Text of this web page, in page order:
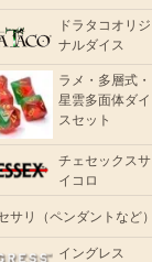
ドラタコオリジ
ナルダイス
ラメ・多層式・
星雲多面体ダイ
スセット
チェセックスサ
イコロ
サリ（ペンダントなど）
イングレス